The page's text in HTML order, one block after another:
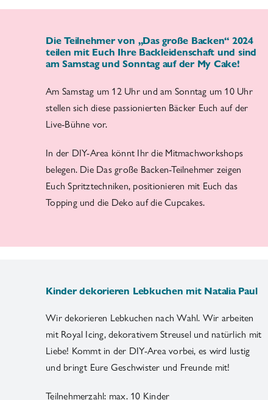
Die Teilnehmer von „Das große Backen“ 2024
teilen mit Euch Ihre Backleidenschaft und sind
am Samstag und Sonntag auf der My Cake!
Am Samstag um 12 Uhr und am Sonntag um 10 Uhr
stellen sich diese passionierten Bäcker Euch auf der
Live-Bühne vor.
In der DIY-Area könnt Ihr die Mitmachworkshops
belegen. Die Das große Backen-Teilnehmer zeigen
Euch Spritztechniken, positionieren mit Euch das
Topping und die Deko auf die Cupcakes.
Kinder dekorieren Lebkuchen mit Natalia Paul
Wir dekorieren Lebkuchen nach Wahl. Wir arbeiten
mit Royal Icing, dekorativem Streusel und natürlich mit
Liebe! Kommt in der DIY-Area vorbei, es wird lustig
und bringt Eure Geschwister und Freunde mit!
Teilnehmerzahl: max. 10 Kinder